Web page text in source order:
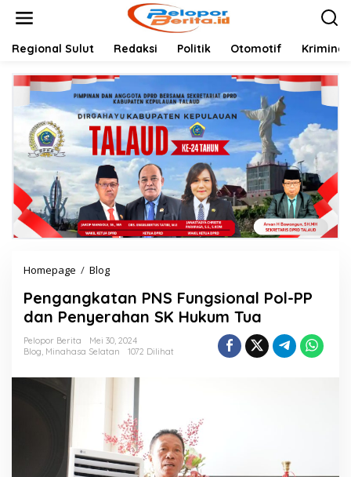
Regional Sulut Redaksi Politik Otomotif Kriminal
Homepage / BlogPengangkatan
Fungsional
Pol-
PP
dan
Penyerahan
Hukum
Pengangkatan PNS Fungsional Pol-PP
dan Penyerahan SK Hukum Tua
Pelopor Berita
Mei 30, 2024
Blog Minahasa Selatan 1072 Dilihat